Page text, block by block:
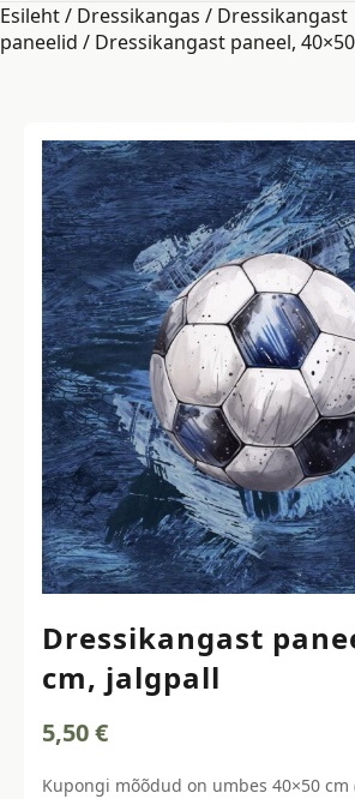
Esileht/ Dressikangas / Dressikangast
paneelid / Dressikangast paneel,
Dressikangast
cm, jalgpall
5,50€
Kupongi mõõdud on umbes 40×50 cm